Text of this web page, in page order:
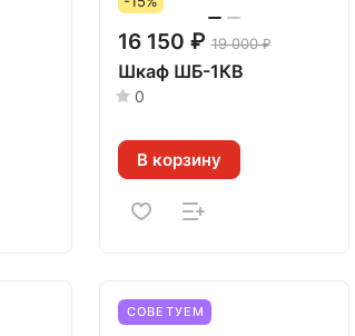
16 150 ₽ 19 000 ₽
Шкаф ШБ-1КВ
0
В корзину
СОВЕТУЕМ